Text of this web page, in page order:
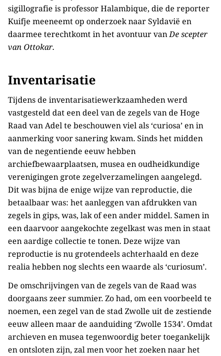
sigillografie is professor Halambique, die de reporter
Kuifje meeneemt op onderzoek naar Syldavië en
daarmee terechtkomt in het avontuur vanDe scepter
van Ottokar.
Inventarisatie
Tijdens de inventarisatiewerkzaamheden werd
vastgesteld dat een deel van de zegels van de Hoge
Raad van Adel te beschouwen viel als ‘curiosa’ en in
aanmerking voor sanering kwam. Sinds het midden
van de negentiende eeuw hebben
archiefbewaarplaatsen, musea en oudheidkundige
verenigingen grote zegelverzamelingen aangelegd.
Dit was bijna de enige wijze van reproductie, die
betaalbaar was: het aanleggen van afdrukken van
zegels in gips, was, lak of een ander middel. Samen in
een daarvoor aangekochte zegelkast was men in staat
een aardige collectie te tonen. Deze wijze van
reproductie is nu grotendeels achterhaald en deze
realia hebben nog slechts een waarde als ‘curiosum’.
De omschrijvingen van de zegels van de Raad was
doorgaans zeer summier. Zo had, om een voorbeeld te
noemen, een zegel van de stad Zwolle uit de zestiende
eeuw alleen maar de aanduiding ‘Zwolle 1534’. Omdat
archieven en musea tegenwoordig beter toegankelijk
en ontsloten zijn, zal men voor het zoeken naar het